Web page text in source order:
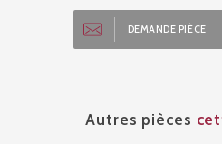
DEMANDE PIÈCE
Autres pièces